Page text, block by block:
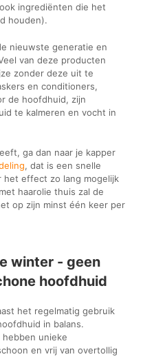
ingrediënten die het
houden).
nieuwste generatie en
van deze producten
zonder deze uit te
en conditioners,
de hoofdhuid, zijn
te kalmeren en vocht in
ga dan naar je kapper
, dat is een snelle
het effect zo lang mogelijk
haarolie thuis zal de
op zijn minst één keer per
winter - geen
hoofdhuid
het regelmatig gebruik
in balans.
unieke
en vrij van overtollig